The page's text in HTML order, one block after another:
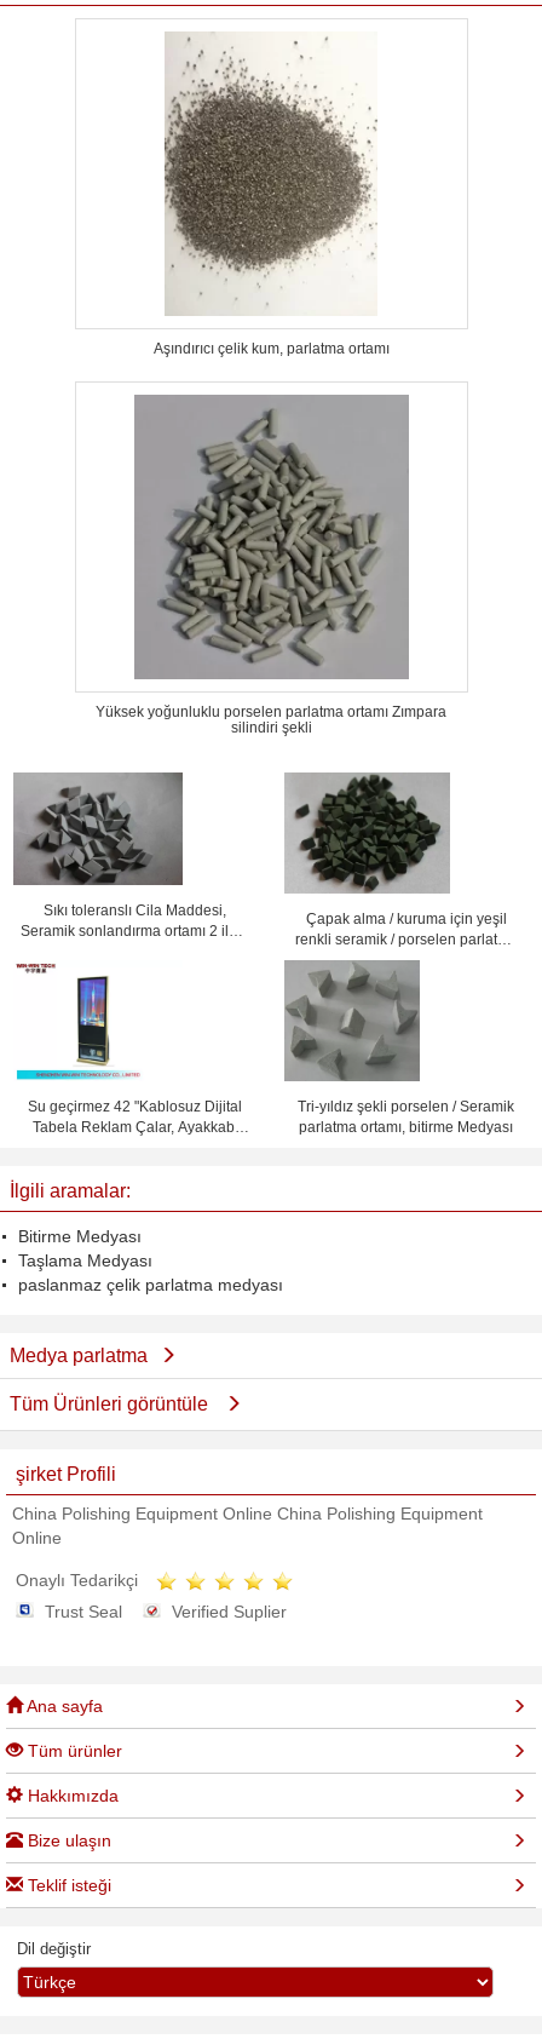
Aşındırıcı çelik kum, parlatma ortamı
Yüksek yoğunluklu porselen parlatma ortamı Zımpara
silindiri şekli
Sıkı toleranslı Cila Maddesi,
Seramik sonlandırma ortamı 2 ila 3
Çapak alma / kuruma için yeşil
renkli seramik / porselen parlatma
ortamı
Su geçirmez 42 "Kablosuz Dijital
Tabela Reklam Çalar, Ayakkabı
Tri-yıldız şekli porselen / Seramik
parlatma ortamı, bitirme Medyası
İlgili aramalar:
Bitirme Medyası
Taşlama Medyası
paslanmaz çelik parlatma medyası
Medya parlatma
Tüm Ürünleri görüntüle
şirket Profili
China Polishing Equipment Online China Polishing Equipment
Online
Onaylı Tedarikçi
Trust Seal
Verified Suplier
Ana sayfa
Tüm ürünler
Hakkımızda
Bize ulaşın
Teklif isteği
Dil değiştir